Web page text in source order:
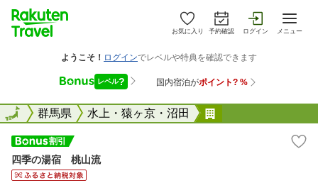
お気に入り 予約確認 ログイン メニュー
全国群馬県 水上・猿ヶ京・沼田
全国
四季の湯宿 桃山流